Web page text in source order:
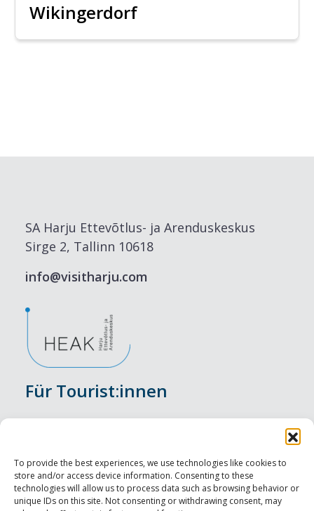
To provide the best experiences, we use technologies like cookies to
store and/or access device information. Consenting to these
technologies will allow us to process data such as browsing behavior or
unique IDs on this site. Not consenting or withdrawing consent, may
Wikingerdorf
SA Harju Ettevõtlus- ja Arenduskeskus
Sirge 2, Tallinn 10618
info@visitharju.com
Für Tourist:innen
Unterkunft
Genusserlebnisse